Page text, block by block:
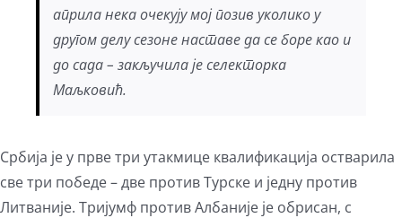
априла нека очекују мој позив уколико у
другом делу сезоне наставе да се боре као и
до сада – закључила је селекторка
Маљковић.
Србија је у прве три утакмице квалификација остварила
све три победе – две против Турске и једну против
Литваније. Тријумф против Албаније је обрисан, с